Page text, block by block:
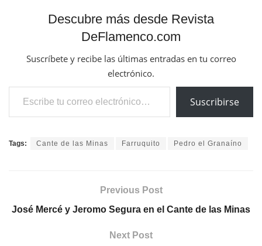
Descubre más desde Revista
DeFlamenco.com
Suscríbete y recibe las últimas entradas en tu correo
electrónico.
Escribe tu correo electrónico…
Suscribirse
Tags: Cante de las Minas Farruquito Pedro el Granaíno
Previous Post
José Mercé y Jeromo Segura en el Cante de las Minas
Next Post